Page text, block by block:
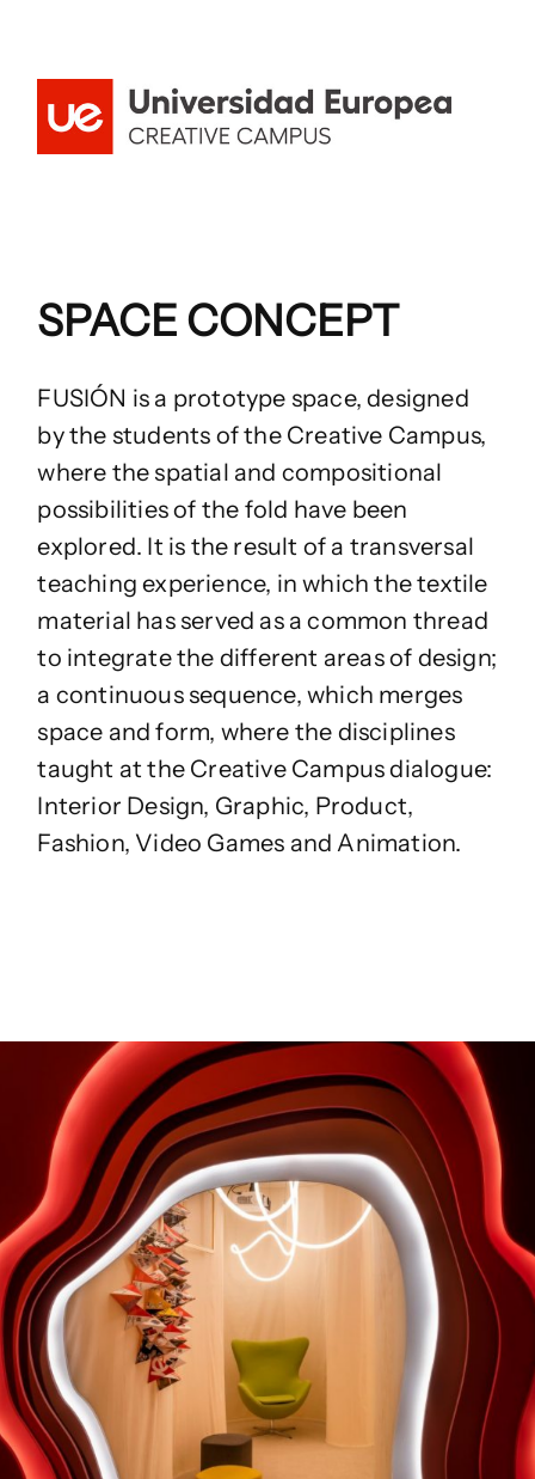
SPACE CONCEPT
FUSIÓN is a prototype space, designed
by the students of the Creative Campus,
where the spatial and compositional
possibilities of the fold have been
explored. It is the result of a transversal
teaching experience, in which the textile
material has served as a common thread
to integrate the different areas of design;
a continuous sequence, which merges
space and form, where the disciplines
taught at the Creative Campus dialogue:
Interior Design, Graphic, Product,
Fashion, Video Games and Animation.